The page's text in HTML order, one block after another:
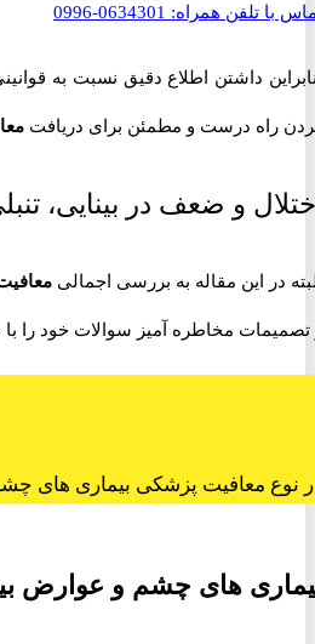
با تلفن همراه: 0634301-0996
داشتن اطلاع دقیق نسبت به
راه درست و مطمئن برای دریافت
و ضعف در بینایی،
در این مقاله به بررسی اجمالی
تصمیمات مخاطره آمیز سوالات خود را
نوع معافیت پزشکی بیماری های
های چشم و عوارض